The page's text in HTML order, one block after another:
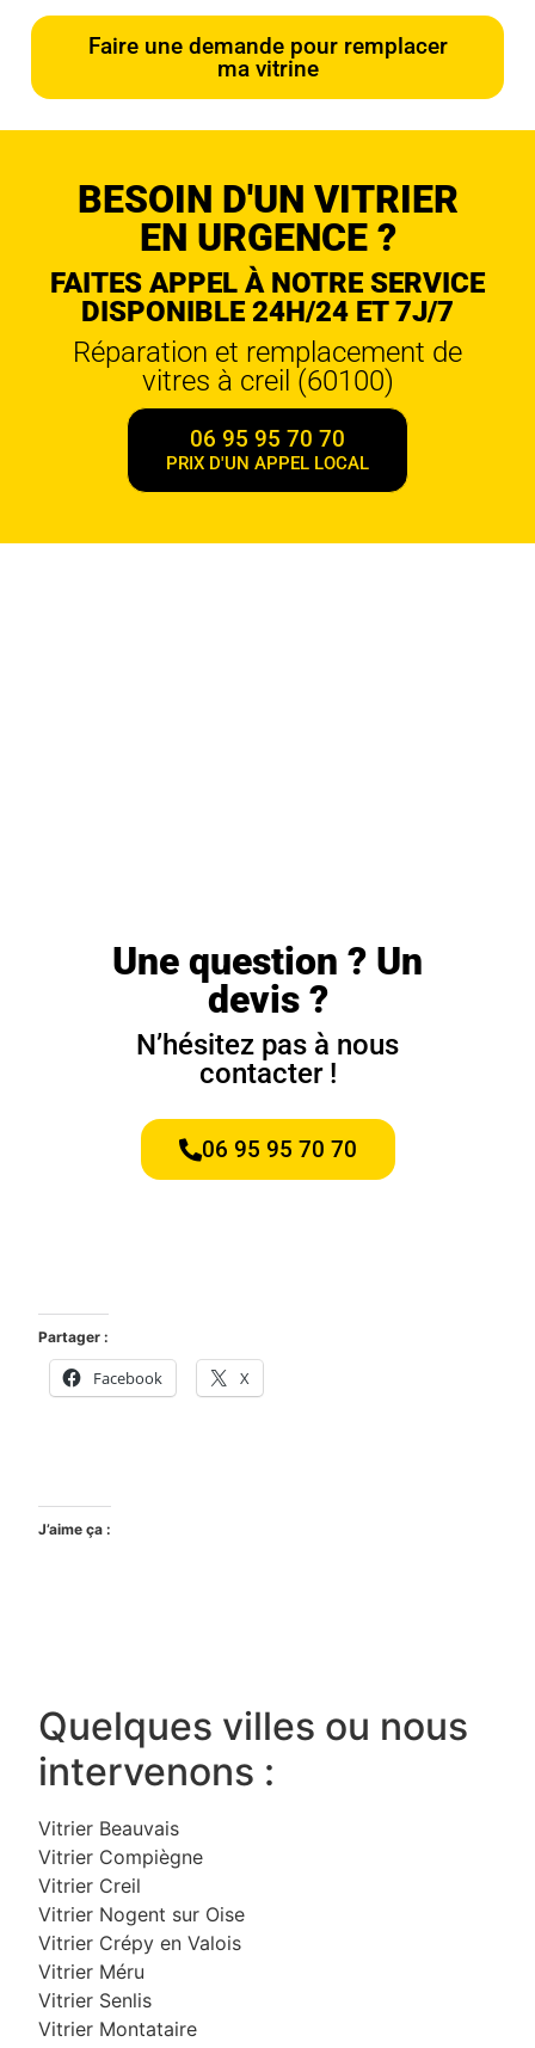
Faire une demande pour remplacer
ma vitrine
BESOIN D'UN VITRIER
EN URGENCE ?
FAITES APPEL À NOTRE SERVICE
DISPONIBLE 24H/24 ET 7J/7
Réparation et remplacement de
vitres à creil (60100)
06 95 95 70 70
PRIX D'UN APPEL LOCAL
Une question ? Un
devis ?
N’hésitez pas à nous
contacter !
06 95 95 70 70
Partager :
Facebook X
J’aime ça :
Quelques villes ou nous
intervenons :
Vitrier Beauvais
Vitrier Compiègne
Vitrier Creil
Vitrier Nogent sur Oise
Vitrier Crépy en Valois
Vitrier Méru
Vitrier Senlis
Vitrier Montataire